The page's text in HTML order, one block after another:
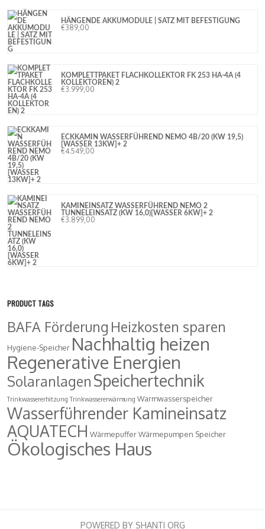
HÄNGENDE AKKUMODULE | SATZ MIT BEFESTIGUNG
€389,00
KOMPLETTPAKET FLACHKOLLEKTOR FK 253 HA-4A (4
KOLLEKTOREN) 2
€3.999,00
ECKKAMIN WASSERFÜHREND NEMO 4B/20 (KW 19,5)
[WASSER 13KW]+ 2
€4.549,00
KAMINEINSATZ WASSERFÜHREND NEMO 2
TUNNELEINSATZ (KW 16,0)[WASSER 6KW]+ 2
€3.899,00
PRODUCT TAGS
BAFA Förderung Heizkosten sparen
Hygiene-Speicher Nachhaltig heizen
Regenerative Energien
Solaranlagen Speichertechnik
Trinkwassererhitzung Trinkwassererwärmung Warmwasserspeicher
Wasserführender Kamineinsatz
AQUATECH WärmepufferWärmepumpen Speicher
Ökologisches Haus
POWERED BY SHANTI ORG